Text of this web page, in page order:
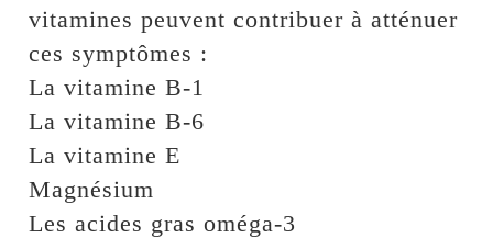
vitamines peuvent contribuer à atténuer
ces symptômes :
La vitamine B-1
La vitamine B-6
La vitamine E
Magnésium
Les acides gras oméga-3